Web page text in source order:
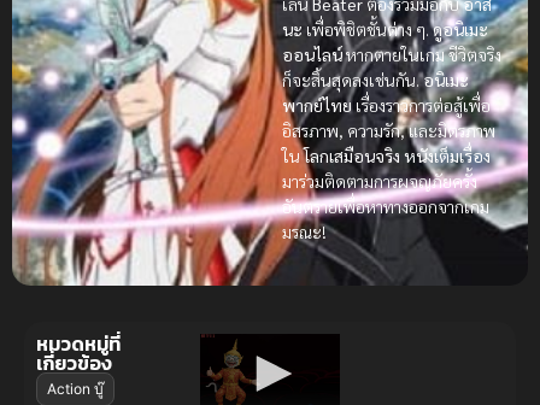
นะ เพื่อพิชิตชั้นต่าง ๆ.ดูอนิเมะ
ออนไลน์หากตายในเกม ชีวิตจริง
ก็จะสิ้นสุดลงเช่นกัน.อนิเมะ
พากย์ไทยเรื่องราวการต่อสู้เพื่อ
อิสรภาพ, ความรัก, และมิตรภาพ
ในโลกเสมือนจริง หนังเต็มเรื่อง
มาร่วมติดตามการผจญภัยครั้ง
อันตรายเพื่อหาทางออกจากเกม
มรณะ!
หมวดหมู่ที่
เกี่ยวข้อง
Action บู๊